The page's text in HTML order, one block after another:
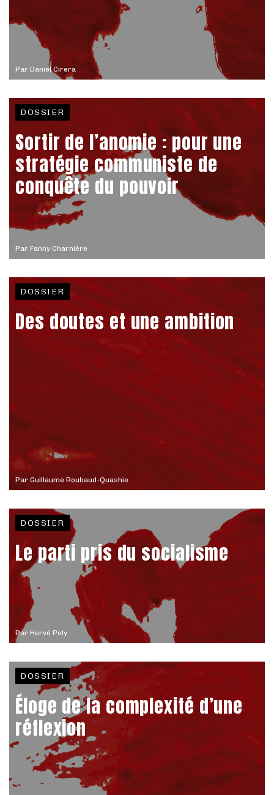
Par Daniel Cirera
Par Fanny Charnière
DOSSIER
Sortir de l’anomie : pour une
stratégie communiste de
conquête du pouvoir
Par Guillaume Roubaud-Quashie
DOSSIER
Des doutes et une ambition
Par Hervé Poly
DOSSIER
Le parti pris du socialisme
DOSSIER
Éloge de la complexité d’une
réflexion